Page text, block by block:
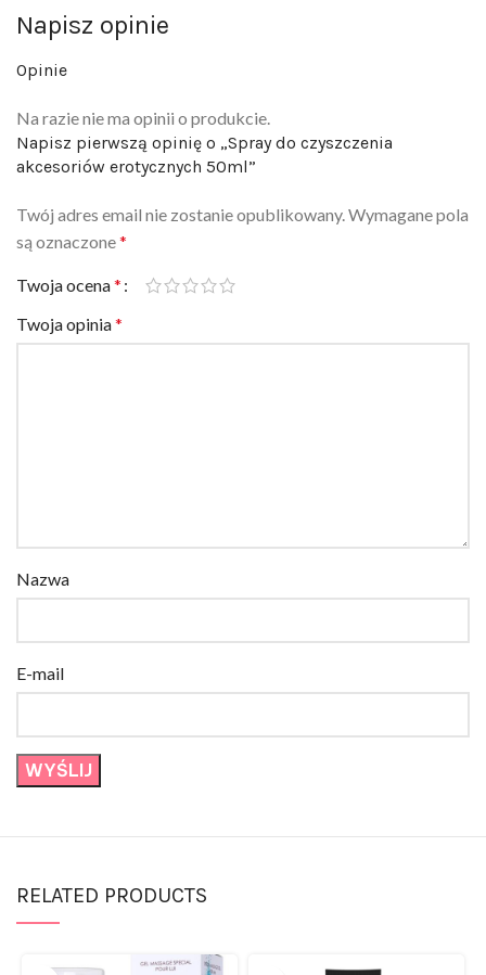
Napisz opinie
Opinie
Na razie nie ma opinii o produkcie.
Napisz pierwszą opinię o „Spray do czyszczenia
akcesoriów erotycznych 50ml”
Twój adres email nie zostanie opublikowany.
Wymagane pola
*
Twoja ocena *
Twoja opinia *
Nazwa
E-mail
RELATED PRODUCTS